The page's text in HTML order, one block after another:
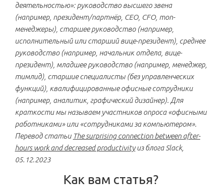
деятельностью»: руководство высшего звена
(например, президент/партнёр, CEO, CFO, топ-
менеджеры), старшее руководство (например,
исполнительный или старший вице-президент), среднее
руководство (например, начальник отдела, вице-
президент), младшее руководство (например, менеджер,
тимлид), старшие специалисты (без управленческих
функций), квалифицированные офисные сотрудники
(например, аналитик, графический дизайнер). Для
краткости мы называем участников опроса «офисными
работниками» или «сотрудниками за компьютером».
Перевод статьи The surprising connection between after-
hours work and decreased productivityиз блога Slack,
05.12.2023
Как вам статья?